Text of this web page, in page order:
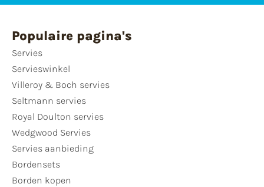
Populaire pagina's
Servies
Servieswinkel
Villeroy & Boch servies
Seltmann servies
Royal Doulton servies
Wedgwood Servies
Servies aanbieding
Bordensets
Borden kopen